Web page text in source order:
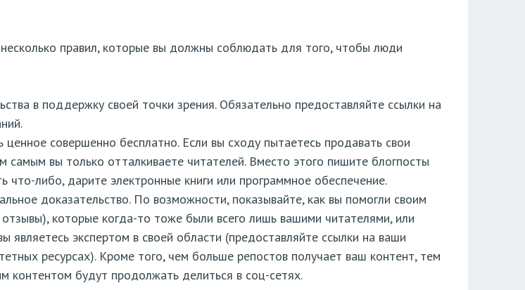
правил, которые вы должны соблюдать для того, чтобы люди
в поддержку своей точки зрения. Обязательно предоставляйте ссылки на
совершенно бесплатно. Если вы сходу пытаетесь продавать свои
самым вы только отталкиваете читателей. Вместо этого пишите блогпосты
что-либо, дарите электронные книги или программное обеспечение.
доказательство. По возможности, показывайте, как вы помогли своим
отзывы), которые когда-то тоже были всего лишь вашими читателями, или
являетесь экспертом в своей области (предоставляйте ссылки на ваши
ресурсах). Кроме того, чем больше репостов получает ваш контент, тем
контентом будут продолжать делиться в соц-сетях.